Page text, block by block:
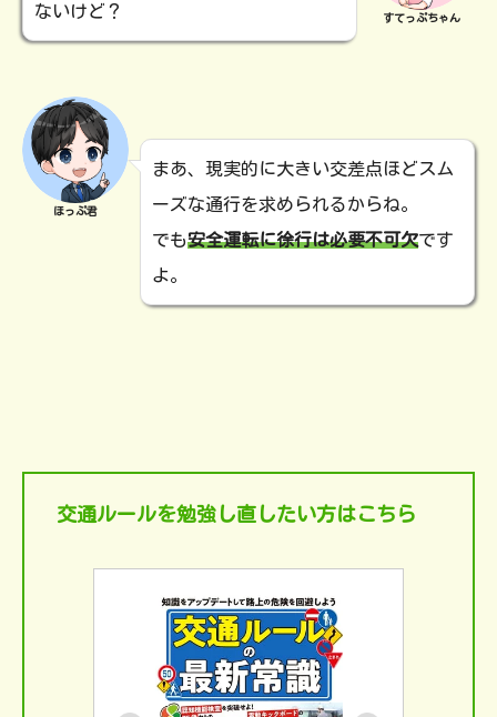
ないけど？
すてっぷちゃん
ほっぷ君
まあ、現実的に大きい交差点ほどスム
ーズな通行を求められるからね。
でも安全運転に徐行は必要不可欠です
よ。
交通ルールを勉強し直したい方はこちら